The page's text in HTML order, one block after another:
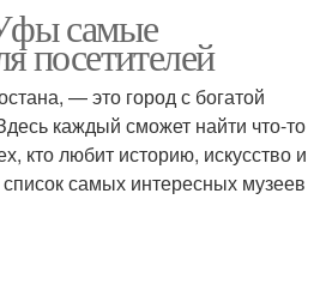
самые
посетителей
— это город с богатой
каждый сможет найти что-то
кто любит историю, искусство и
самых интересных музеев